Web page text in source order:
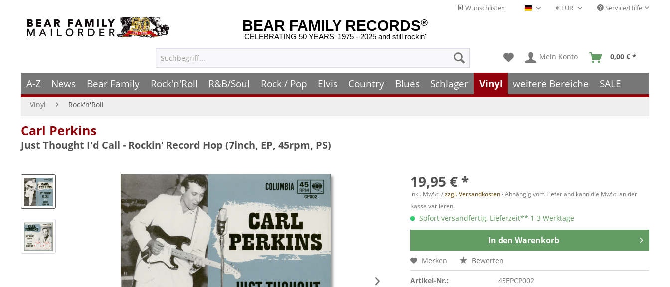
Wunschlisten Deutsch - DE Service/Hilfe
BEAR FAMILY RECORDS®
CELEBRATING 50 YEARS: 1975 - 2025 and still rockin'
Mein Konto 0,00 € *
A-Z News Bear Family Rock'n'Roll R&B/Soul Rock / Pop Elvis Country Blues Schlager Vinyl weitere Bereiche SALE
Vinyl Rock'n'Roll
Carl Perkins
Just Thought I'd Call - Rockin' Record Hop (7inch, EP, 45rpm, PS)
19,95 € *
inkl. MwSt. /zzgl. Versandkosten- Abhängig vom Lieferland kann die MwSt. an der
Kasse variieren.
Sofort versandfertig, Lieferzeit** 1-3 Werktage
In den Warenkorb
Merken Bewerten
Artikel-Nr.:
45EPCP002